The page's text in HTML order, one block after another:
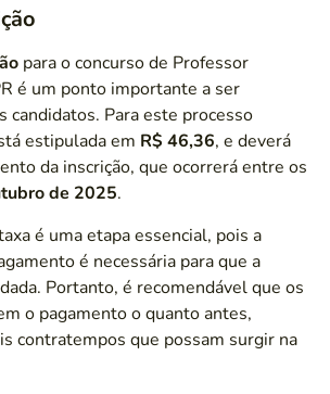
para o concurso de Professor
é um ponto importante a ser
candidatos. Para este processo
estipulada em R$ 46,36, e deverá
da inscrição, que ocorrerá entre os
de 2025.
é uma etapa essencial, pois a
é necessária para que a
Portanto, é recomendável que os
o pagamento o quanto antes,
contratempos que possam surgir na